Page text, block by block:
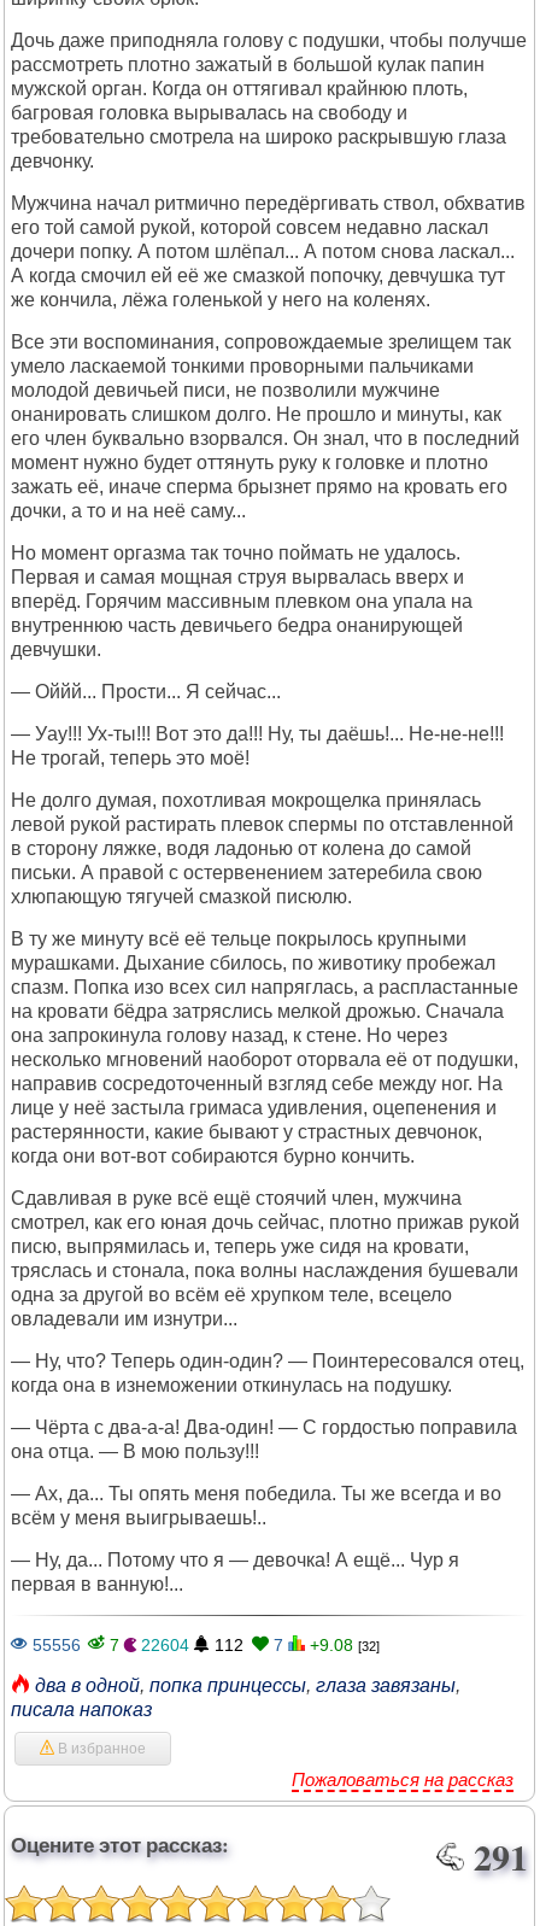
Дочь даже приподняла голову с подушки, чтобы получше
рассмотреть плотно зажатый в большой кулак папин
мужской орган. Когда он оттягивал крайнюю плоть,
багровая головка вырывалась на свободу и
требовательно смотрела на широко раскрывшую глаза
девчонку.
Мужчина начал ритмично передёргивать ствол, обхватив
его той самой рукой, которой совсем недавно ласкал
дочери попку. А потом шлёпал... А потом снова ласкал...
А когда смочил ей её же смазкой попочку, девчушка тут
же кончила, лёжа голенькой у него на коленях.
Все эти воспоминания, сопровождаемые зрелищем так
умело ласкаемой тонкими проворными пальчиками
молодой девичьей писи, не позволили мужчине
онанировать слишком долго. Не прошло и минуты, как
его член буквально взорвался. Он знал, что в последний
момент нужно будет оттянуть руку к головке и плотно
зажать её, иначе сперма брызнет прямо на кровать его
дочки, а то и на неё саму...
Но момент оргазма так точно поймать не удалось.
Первая и самая мощная струя вырвалась вверх и
вперёд. Горячим массивным плевком она упала на
внутреннюю часть девичьего бедра онанирующей
девчушки.
— Оййй... Прости... Я сейчас...
— Уау!!! Ух-ты!!! Вот это да!!! Ну, ты даёшь!... Не-не-не!!!
Не трогай, теперь это моё!
Не долго думая, похотливая мокрощелка принялась
левой рукой растирать плевок спермы по отставленной
в сторону ляжке, водя ладонью от колена до самой
письки. А правой с остервенением затеребила свою
хлюпающую тягучей смазкой писюлю.
В ту же минуту всё её тельце покрылось крупными
мурашками. Дыхание сбилось, по животику пробежал
спазм. Попка изо всех сил напряглась, а распластанные
на кровати бёдра затряслись мелкой дрожью. Сначала
она запрокинула голову назад, к стене. Но через
несколько мгновений наоборот оторвала её от подушки,
направив сосредоточенный взгляд себе между ног. На
лице у неё застыла гримаса удивления, оцепенения и
растерянности, какие бывают у страстных девчонок,
когда они вот-вот собираются бурно кончить.
Сдавливая в руке всё ещё стоячий член, мужчина
смотрел, как его юная дочь сейчас, плотно прижав рукой
писю, выпрямилась и, теперь уже сидя на кровати,
тряслась и стонала, пока волны наслаждения бушевали
одна за другой во всём её хрупком теле, всецело
овладевали им изнутри...
— Ну, что? Теперь один-один? — Поинтересовался отец,
когда она в изнеможении откинулась на подушку.
— Чёрта с два-а-а! Два-один! — С гордостью поправила
она отца. — В мою пользу!!!
— Ах, да... Ты опять меня победила. Ты же всегда и во
всём у меня выигрываешь!..
— Ну, да... Потому что я — девочка! А ещё... Чур я
первая в ванную!...
55556 7 22604 112 7 +9.08 [32]
два в одной, попка принцессы, глаза завязаны,
писала напоказ
В избранное
Пожаловаться на рассказ
Оцените этот рассказ: 291